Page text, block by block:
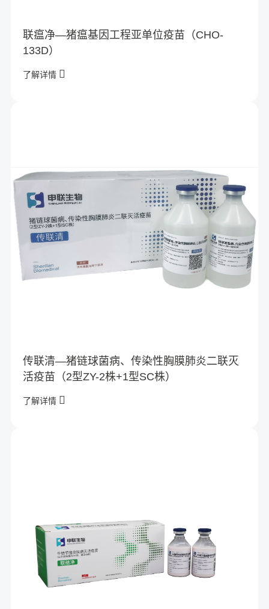
联瘟净—猪瘟基因工程亚单位疫苗（CHO-
133D）
了解详情
传联清—猪链球菌病、传染性胸膜肺炎二联灭
活疫苗（2型ZY-2株+1型SC株）
了解详情